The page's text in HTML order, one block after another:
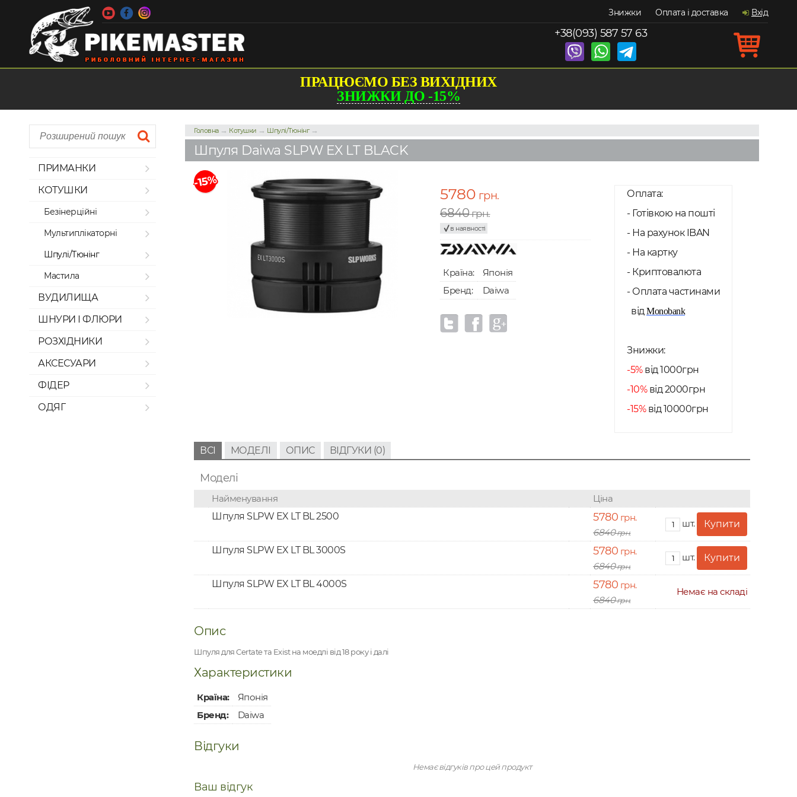
Знижки Оплата і доставка Вхід
+38(093) 587 57 63
ПРАЦЮЄМО БЕЗ ВИХІДНИХ
ЗНИЖКИ ДО -15%
ПРИМАНКИ
КОТУШКИ
Безінерційні
Мультиплікаторні
Шпулі/Тюнінг
Мастила
ВУДИЛИЩА
ШНУРИ І ФЛЮРИ
РОЗХІДНИКИ
АКСЕСУАРИ
ФІДЕР
ОДЯГ
Головна→ Котушки → Шпулі/Тюнінг→
Шпуля Daiwa SLPW EX LT BLACK
-15%
Оплата:
- Готівкою на пошті
- На рахунок IBAN
- На картку
- Криптовалюта
- Оплата частинами
відMonobank
Знижки:
-5%від 1000грн
-10%від 2000грн
-15%від 10000грн
5780 грн.
6840грн.
в наявності
Країна:
Японія
Бренд:
Daiwa
ВСІ МОДЕЛІ ОПИС ВІДГУКИ (0)
Моделі
Найменування
Ціна
Шпуля SLPW EX LT BL 2500
5780 грн.
6840грн.
шт.
Шпуля SLPW EX LT BL 3000S 5780 грн.
6840грн.
шт.
Шпуля SLPW EX LT BL 4000S 5780 грн.
6840грн.
Немає на складі
Опис
Шпуля для Certate та Exist на моедлі від 18 року і далі
Характеристики
Країна:
Японія
Бренд:
Daiwa
Відгуки
Немає відгуків про цей продукт
Ваш відгук